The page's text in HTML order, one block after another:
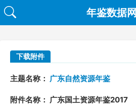
年鉴数据网
下载附件
主题名称： 广东自然资源年鉴
附件名称： 广东国土资源年鉴2017